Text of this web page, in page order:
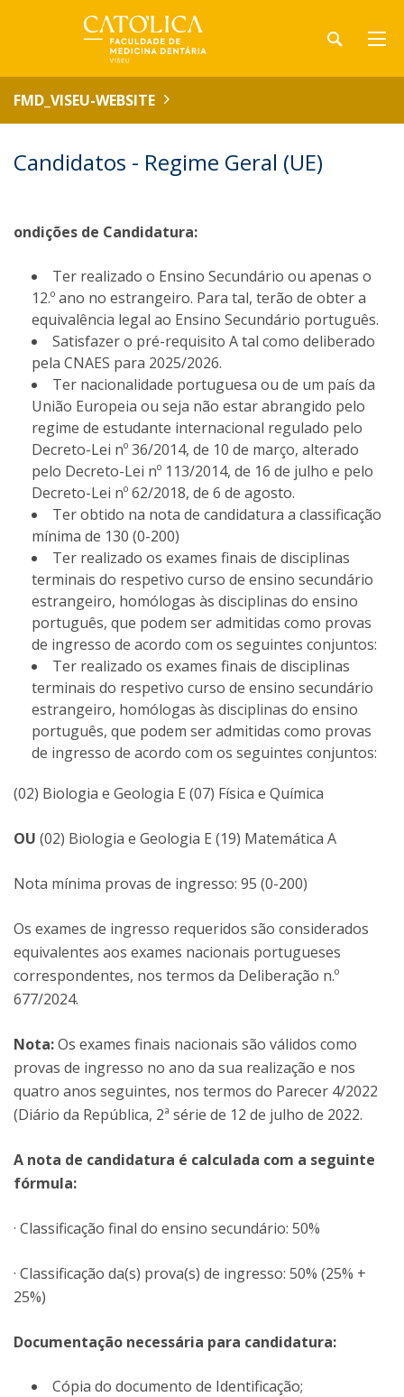
FMD_VISEU-WEBSITE
Candidatos - Regime Geral (UE)
ondições de Candidatura:
Ter realizado o Ensino Secundário ou apenas o
12.º ano no estrangeiro. Para tal, terão de obter a
equivalência legal ao Ensino Secundário português.
Satisfazer o pré-requisito A tal como deliberado
pela CNAES para 2025/2026.
Ter nacionalidade portuguesa ou de um país da
União Europeia ou seja não estar abrangido pelo
regime de estudante internacional regulado pelo
Decreto-Lei nº 36/2014, de 10 de março, alterado
pelo Decreto-Lei nº 113/2014, de 16 de julho e pelo
Decreto-Lei nº 62/2018, de 6 de agosto.
Ter obtido na nota de candidatura a classificação
mínima de 130 (0-200)
Ter realizado os exames finais de disciplinas
terminais do respetivo curso de ensino secundário
estrangeiro, homólogas às disciplinas do ensino
português, que podem ser admitidas como provas
de ingresso de acordo com os seguintes conjuntos:
Ter realizado os exames finais de disciplinas
terminais do respetivo curso de ensino secundário
estrangeiro, homólogas às disciplinas do ensino
português, que podem ser admitidas como provas
de ingresso de acordo com os seguintes conjuntos:
(02) Biologia e Geologia E (07) Física e Química
OU (02) Biologia e Geologia E (19) Matemática A
Nota mínima provas de ingresso: 95 (0-200)
Os exames de ingresso requeridos são considerados
equivalentes aos exames nacionais portugueses
correspondentes, nos termos da Deliberação n.º
677/2024.
Nota:Os exames finais nacionais são válidos como
provas de ingresso no ano da sua realização e nos
quatro anos seguintes, nos termos do Parecer 4/2022
(Diário da República, 2ª série de 12 de julho de 2022.
A nota de candidatura é calculada com a seguinte
fórmula:
· Classificação final do ensino secundário: 50%
· Classificação da(s) prova(s) de ingresso: 50% (25% +
25%)
Documentação necessária para candidatura:
Cópia do documento de Identificação;